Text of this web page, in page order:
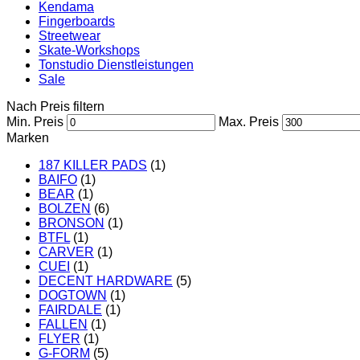
Kendama
Fingerboards
Streetwear
Skate-Workshops
Tonstudio Dienstleistungen
Sale
Nach Preis filtern
Min. Preis
Max. Preis
Marken
187 KILLER PADS (1)
BAIFO (1)
BEAR (1)
BOLZEN (6)
BRONSON (1)
BTFL (1)
CARVER (1)
CUEI (1)
DECENT HARDWARE (5)
DOGTOWN (1)
FAIRDALE (1)
FALLEN (1)
FLYER (1)
G-FORM (5)